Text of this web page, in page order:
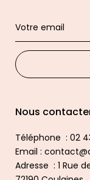
Nous
Téléphone : 02
Email :
Adresse : 1 Rue